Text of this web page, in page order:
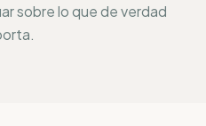
sobre lo que de verdad